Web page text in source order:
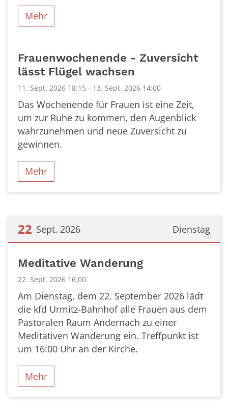
Mehr
Frauenwochenende - Zuversicht
lässt Flügel wachsen
11. Sept. 2026 18:15 - 13. Sept. 2026 14:00
Das Wochenende für Frauen ist eine Zeit,
um zur Ruhe zu kommen, den Augenblick
wahrzunehmen und neue Zuversicht zu
gewinnen.
Mehr
Dienstag
22 Sept. 2026
Meditative Wanderung
22. Sept. 2026 16:00
Am Dienstag, dem 22. September 2026 lädt
die kfd Urmitz-Bahnhof alle Frauen aus dem
Pastoralen Raum Andernach zu einer
Meditativen Wanderung ein. Treffpunkt ist
um 16:00 Uhr an der Kirche.
Mehr